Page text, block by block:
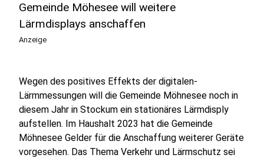
Gemeinde Möhesee will weitere
Lärmdisplays anschaffen
Anzeige
Wegen des positives Effekts der digitalen-
Lärmmessungen will die Gemeinde Möhnesee noch in
diesem Jahr in Stockum ein stationäres Lärmdisply
aufstellen. Im Haushalt 2023 hat die Gemeinde
Möhnesee Gelder für die Anschaffung weiterer Geräte
vorgesehen. Das Thema Verkehr und Lärmschutz sei